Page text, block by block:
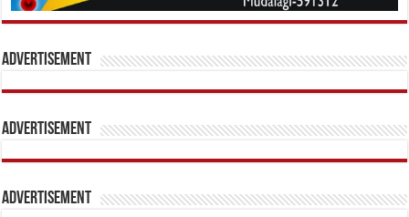
Advertisement
Advertisement
Advertisement